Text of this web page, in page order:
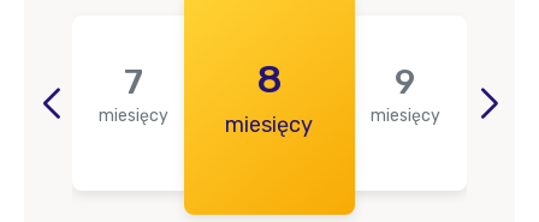
7
miesięcy
8
miesięcy
9
miesięcy